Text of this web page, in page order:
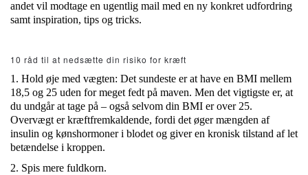
andet vil modtage en ugentlig mail med en ny konkret udfordring
samt inspiration, tips og tricks.
10 råd til at nedsætte din risiko for kræft
1. Hold øje med vægten: Det sundeste er at have en BMI mellem
18,5 og 25 uden for meget fedt på maven. Men det vigtigste er, at
du undgår at tage på – også selvom din BMI er over 25.
Overvægt er kræftfremkaldende, fordi det øger mængden af
insulin og kønshormoner i blodet og giver en kronisk tilstand af let
betændelse i kroppen.
2. Spis mere fuldkorn.